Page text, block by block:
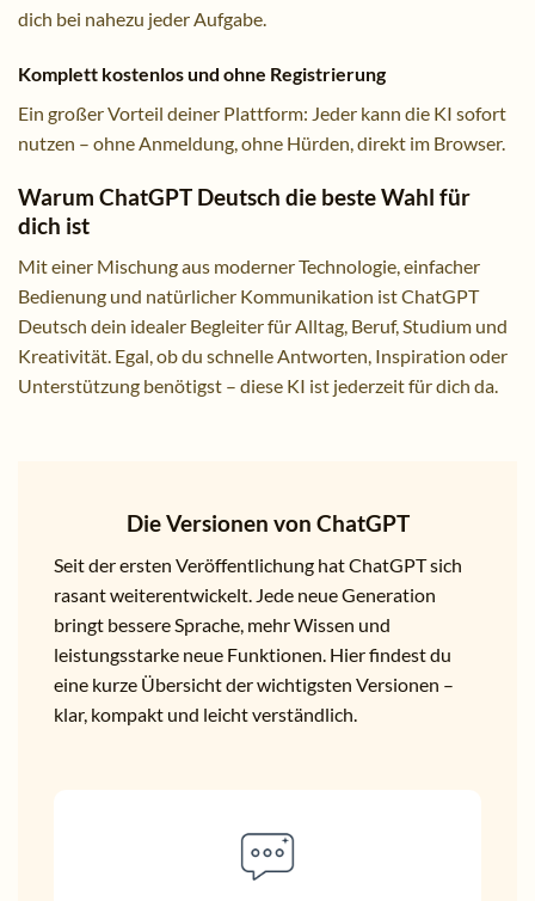
dich bei nahezu jeder Aufgabe.
Komplett kostenlos und ohne Registrierung
Ein großer Vorteil deiner Plattform: Jeder kann die KI sofort
nutzen – ohne Anmeldung, ohne Hürden, direkt im Browser.
Warum ChatGPT Deutsch die beste Wahl für
dich ist
Mit einer Mischung aus moderner Technologie, einfacher
Bedienung und natürlicher Kommunikation ist ChatGPT
Deutsch dein idealer Begleiter für Alltag, Beruf, Studium und
Kreativität. Egal, ob du schnelle Antworten, Inspiration oder
Unterstützung benötigst – diese KI ist jederzeit für dich da.
Die Versionen von ChatGPT
Seit der ersten Veröffentlichung hat ChatGPT sich
rasant weiterentwickelt. Jede neue Generation
bringt bessere Sprache, mehr Wissen und
leistungsstarke neue Funktionen. Hier findest du
eine kurze Übersicht der wichtigsten Versionen –
klar, kompakt und leicht verständlich.